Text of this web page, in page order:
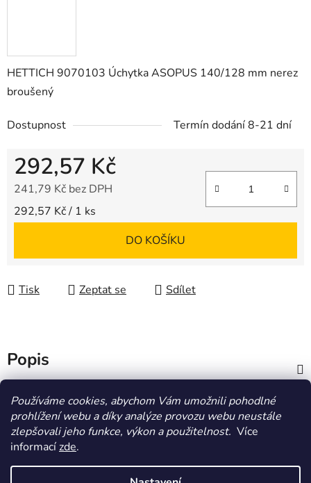
Používáme cookies, abychom Vám umožnili pohodlné
prohlížení webu a díky analýze provozu webu neustále
zlepšovali jeho funkce, výkon a použitelnost. Více
informacízde.
HETTICH 9070103 Úchytka ASOPUS 140/128 mm nerez
broušený
Dostupnost Termín dodání 8-21 dní
292,57 Kč
241,79 Kč bez DPH
Měrná cena:
292,57 Kč / 1 ks
DO KOŠÍKU
Tisk Zeptat se Sdílet
Popis
Diskuze
HOMOLA-shop.cz ZDE NAJDETE VÝDEJNÍ MÍSTO